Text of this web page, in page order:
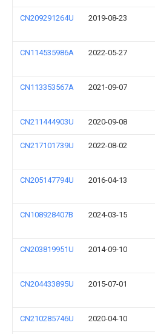
CN209291264U 2019-08-23
CN114535986A 2022-05-27
CN113353567A 2021-09-07
CN211444903U 2020-09-08
CN217101739U 2022-08-02
CN205147794U 2016-04-13
CN108928407B 2024-03-15
CN203819951U 2014-09-10
CN204433895U 2015-07-01
CN210285746U 2020-04-10